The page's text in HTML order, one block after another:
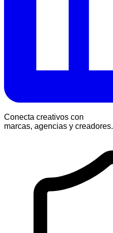
Conecta creativos con
marcas, agencias y creadores.